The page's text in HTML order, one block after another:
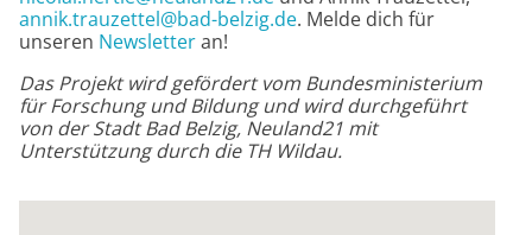
annik.trauzettel@bad-belzig.de. Melde dich für
unseren Newsletteran!
Das Projekt wird gefördert vom Bundesministerium
für Forschung und Bildung und wird durchgeführt
von der Stadt Bad Belzig, Neuland21 mit
Unterstützung durch die TH Wildau.